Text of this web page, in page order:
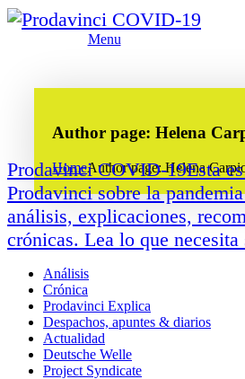
Menu
Author page: Helena
HomeAuthor page: Helena
Prodavinci COVID-19Esta
Prodavinci sobre la
análisis, explicaciones,
crónicas. Lea lo que necesita
Análisis
Crónica
Prodavinci Explica
Despachos, apuntes & diarios
Actualidad
Deutsche Welle
Project Syndicate